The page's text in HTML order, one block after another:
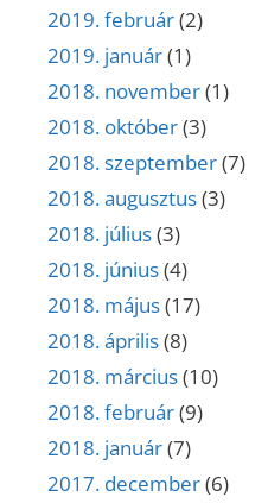
2019. február(2)
2019. január(1)
2018. november(1)
2018. október(3)
2018. szeptember(7)
2018. augusztus(3)
2018. július(3)
2018. június(4)
2018. május(17)
2018. április(8)
2018. március(10)
2018. február(9)
2018. január(7)
2017. december(6)